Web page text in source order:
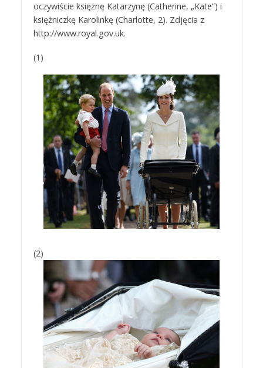
oczywiście księżnę Katarzynę (Catherine, „Kate”) i
księżniczkę Karolinkę (Charlotte, 2). Zdjęcia z
http://www.royal.gov.uk.
(1)
(2)